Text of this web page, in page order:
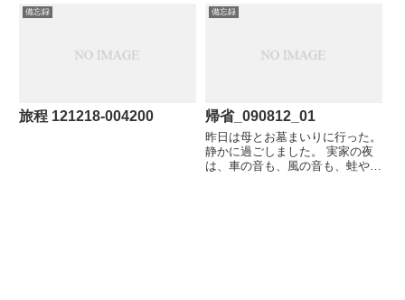
タバ。スタバはMacBook Air率が
備忘録
旅程 121218-004200
備忘録
帰省_090812_01
昨日は母とお墓まいりに行った。
静かに過ごしました。 実家の夜
は、車の音も、風の音も、蛙や虫